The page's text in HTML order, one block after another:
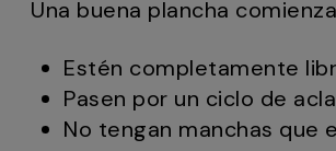
Una buena plancha
Estén completamente
Pasen por un ciclo de
No tengan manchas que